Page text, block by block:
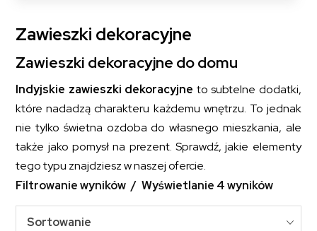
Zawieszki dekoracyjne
Zawieszki dekoracyjne do domu
Indyjskie zawieszki dekoracyjne to subtelne dodatki,
które nadadzą charakteru każdemu wnętrzu. To jednak
nie tylko świetna ozdoba do własnego mieszkania, ale
także jako pomysł na prezent. Sprawdź, jakie elementy
tego typu znajdziesz w naszej ofercie.
Filtrowanie wyników
Wyświetlanie 4 wyników
Sortowanie